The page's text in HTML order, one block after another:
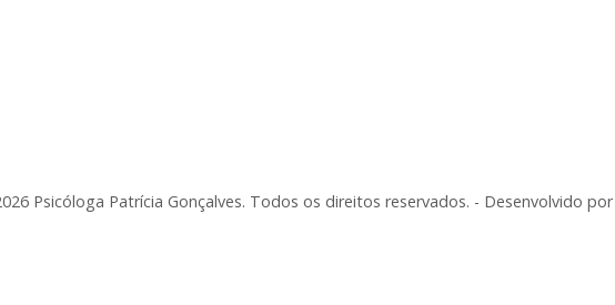
Psicóloga Patrícia Gonçalves. Todos os direitos reservados. - Desenvolvido por